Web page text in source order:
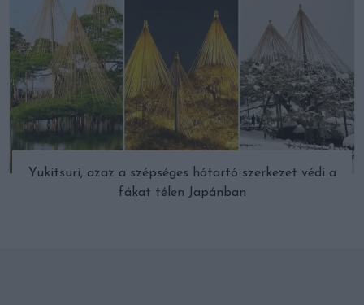
Yukitsuri, azaz a szépséges hótartó szerkezet védi a
fákat télen Japánban